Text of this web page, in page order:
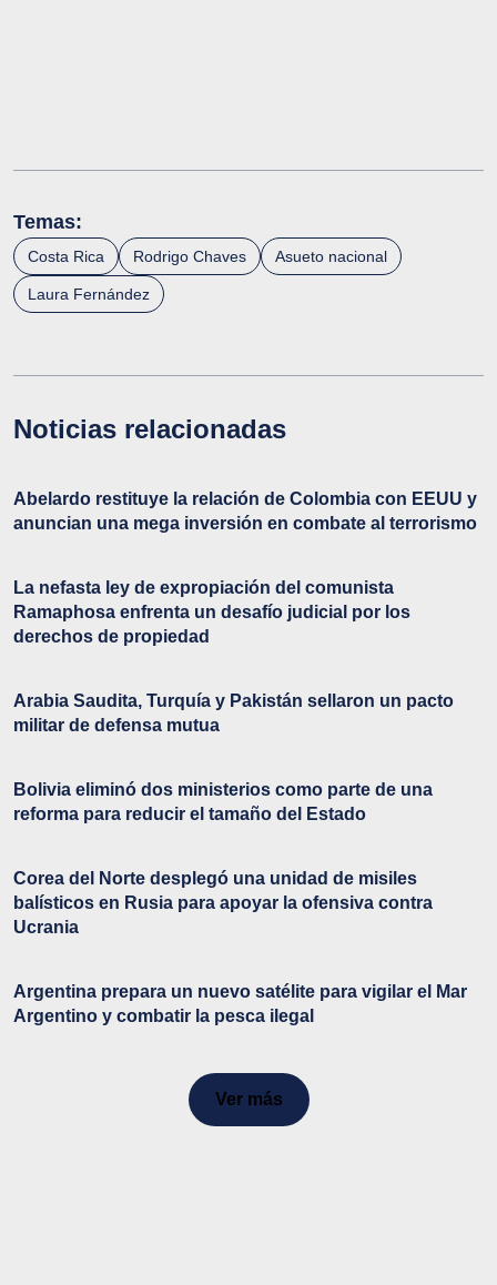
Temas:
Costa Rica Rodrigo Chaves Asueto nacional
Laura Fernández
Noticias relacionadas
Abelardo restituye la relación de Colombia con EEUU y
anuncian una mega inversión en combate al terrorismo
La nefasta ley de expropiación del comunista
Ramaphosa enfrenta un desafío judicial por los
derechos de propiedad
Arabia Saudita, Turquía y Pakistán sellaron un pacto
militar de defensa mutua
Bolivia eliminó dos ministerios como parte de una
reforma para reducir el tamaño del Estado
Corea del Norte desplegó una unidad de misiles
balísticos en Rusia para apoyar la ofensiva contra
Ucrania
Argentina prepara un nuevo satélite para vigilar el Mar
Argentino y combatir la pesca ilegal
Ver más